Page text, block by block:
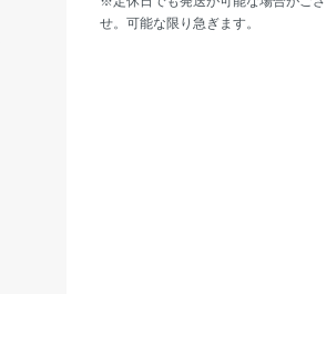
せ。可能な限り急ぎます。